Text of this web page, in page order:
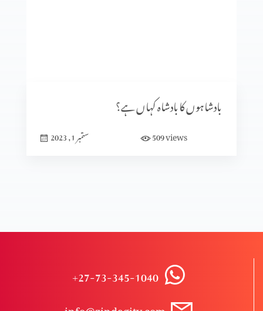
میرا معجزہ
طرز حیات
مسیح کی شان
بادشاہوں کا بادشاہ کہاں ہے؟
ستمبر 1, 2023 509views
+27-73-345-1040